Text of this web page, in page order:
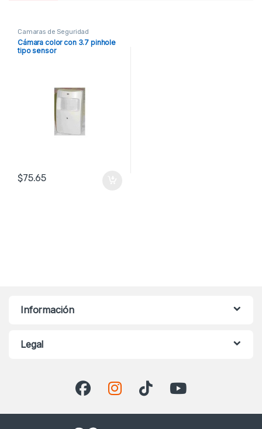
Camaras de Seguridad
Cámara color con 3.7 pinhole
tipo sensor
$75.65
Información
Legal